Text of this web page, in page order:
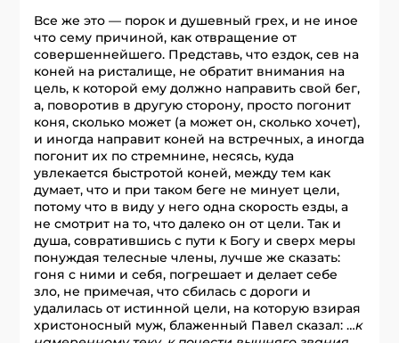
Все же это — порок и душевный грех, и не иное
что сему причиной, как отвращение от
совершеннейшего. Представь, что ездок, сев на
коней на ристалище, не обратит внимания на
цель, к которой ему должно направить свой бег,
а, поворотив в другую сторону, просто погонит
коня, сколько может (а может он, сколько хочет),
и иногда направит коней на встречных, а иногда
погонит их по стремнине, несясь, куда
увлекается быстротой коней, между тем как
думает, что и при таком беге не минует цели,
потому что в виду у него одна скорость езды, а
не смотрит на то, что далеко он от цели. Так и
душа, совратившись с пути к Богу и сверх меры
понуждая телесные члены, лучше же сказать:
гоня с ними и себя, погрешает и делает себе
зло, не примечая, что сбилась с дороги и
удалилась от истинной цели, на которую взирая
христоносный муж, блаженный Павел сказал: …к